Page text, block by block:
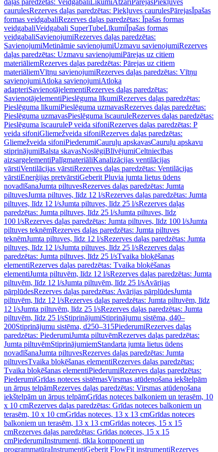
daļas paredzētas: Veidgabali LīkumiAtzari PārejasPiekļuves
caurulesRezerves daļas paredzētas: Piekļuves caurulesPārejasĪpašas
formas veidgabaliRezerves daļas paredzētas: Īpašas formas
veidgabaliVeidgabali SuperTubeLīkumiĪpašas formas
veidgabaliSavienojumiRezerves daļas paredzētas:
SavienojumiMetināmie savienojumiUzmavu savienojumiRezerves
daļas paredzētas: Uzmavu savienojumiPārejas uz citiem
materiāliemRezerves daļas paredzētas: Pārejas uz citiem
materiāliemVītņu savienojumiRezerves daļas paredzētas: Vītņu
savienojumiAtloka savienojumiAtloka
adapteriSavienotājelementiRezerves daļas paredzētas:
SavienotājelementiPieslēguma līkumiRezerves daļas paredzētas:
Pieslēguma līkumiPieslēguma uzmavasRezerves daļas paredzētas:
Pieslēguma uzmavasPieslēguma īscauruleRezerves daļas paredzētas:
Pieslēguma īscauruleP veida sifoniRezerves daļas paredzētas: P
veida sifoniGliemežveida sifoniRezerves daļas paredzētas:
Gliemežveida sifoniPiederumiCauruļu apskavasCauruļu apskavu
stiprinājumiBalsta skavasNoslēgiBlīvējumiCeltniecības
aizsargelementiPalīgmateriāliKanalizācijas ventilācijas
vārstiVentilācijas vārstiRezerves daļas paredzētas: Ventilācijas
vārstiEnerģijas pretvārstiGeberit Pluvia jumta lietus ūdens
novadīšanaJumta piltuvesRezerves daļas paredzētas: Jumta
piltuvesJumta piltuves, līdz 12 l/sRezerves daļas paredzētas: Jumta
piltuves, līdz 12 l/sJumta piltuves, līdz 25 l/sRezerves daļas
paredzētas: Jumta piltuves, līdz 25 l/sJumta piltuves, līdz
100 l/sRezerves daļas paredzētas: Jumta piltuves, līdz 100 l/sJumta
piltuves teknēmRezerves daļas paredzētas: Jumta piltuves
teknēmJumta piltuves, līdz 12 l/sRezerves daļas paredzētas: Jumta
piltuves, līdz 12 l/sJumta piltuves, līdz 25 l/sRezerves daļas
paredzētas: Jumta piltuves, līdz 25 l/sTvaika bloķēšanas
elementiRezerves daļas paredzētas: Tvaika bloķēšanas
elementiJumta piltuvēm, līdz 12 l/sRezerves daļas paredzētas: Jumta
piltuvēm, līdz 12 l/sJumta piltuvēm, līdz 25 l/sAvārijas
pārplūdesRezerves daļas paredzētas: Avārijas pārplūdesJumta
piltuvēm, līdz 12 l/sRezerves daļas paredzētas: Jumta piltuvēm, līdz
12 l/sJumta piltuvēm, līdz 25 l/sRezerves daļas paredzētas: Jumta
piltuvēm, līdz 25 l/sStiprinājumiStiprinājumu sistēma, d40–
200Stiprinājumu sistēma, d250–315PiederumiRezerves daļas
paredzētas: PiederumiJumta piltuvēmRezerves daļas paredzētas:
Jumta piltuvēmStiprinājumiemStandarta jumta lietus ūdens
novadīšanaJumta piltuvesRezerves daļas paredzētas: Jumta
piltuvesTvaika bloķēšanas elementiRezerves daļas paredzētas:
Tvaika bloķēšanas elementiPiederumiRezerves daļas paredzētas:
PiederumiGrīdas noteces sistēmasVirsmas atūdeņošana iekštelpām
un ārpus telpāmRezerves daļas paredzētas: Virsmas atūdeņošana
iekštelpām un ārpus telpāmGrīdas noteces balkoniem un terasēm, 10
x 10 cmRezerves daļas paredzētas: Grīdas noteces balkoniem un
terasēm, 10 x 10 cmGrīdas noteces, 13 x 13 cmGrīdas noteces
balkoniem un terasēm, 13 x 13 cmGrīdas noteces, 15 x 15
cmRezerves daļas paredzētas: Grīdas noteces, 15 x 15
cmPiederumiInstrumenti, tīkla komponenti un
programmatūraInstrumentiGeberit FlowFit instrumentiRezerves